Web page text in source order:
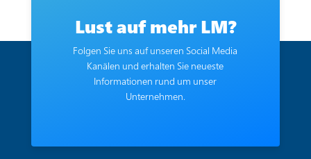
Lust auf mehr LM?
Folgen Sie uns auf unseren Social Media
Kanälen und erhalten Sie neueste
Informationen rund um unser
Unternehmen.